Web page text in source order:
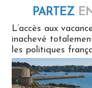
PARTEZ
L’accès aux
inachevé
les politiques